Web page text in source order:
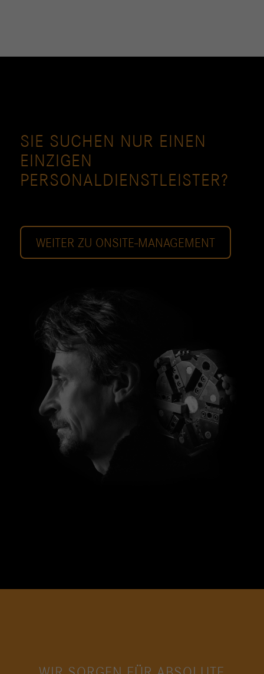
SIE SUCHEN NUR EINEN
EINZIGEN
PERSONALDIENSTLEISTER?
WEITER ZU ONSITE-MANAGEMENT